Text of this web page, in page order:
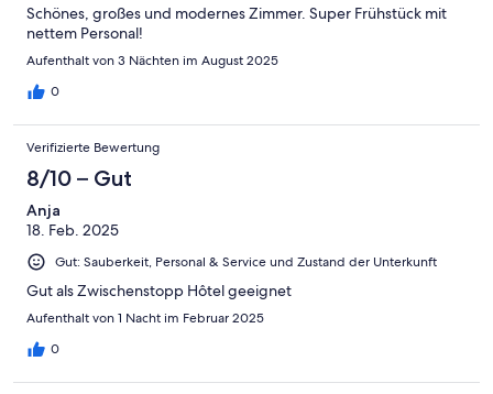
Schönes, großes und modernes Zimmer. Super Frühstück mit
nettem Personal!
Aufenthalt von 3 Nächten im August 2025
0
Verifizierte Bewertung
8/10 – Gut
Anja
18. Feb. 2025
Gut: Sauberkeit, Personal & Service und Zustand der Unterkunft
Gut als Zwischenstopp Hôtel geeignet
Aufenthalt von 1 Nacht im Februar 2025
0